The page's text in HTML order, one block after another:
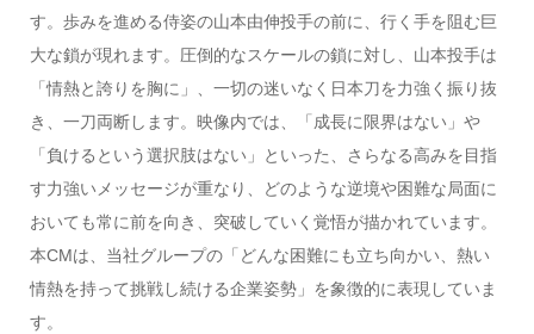
す。歩みを進める侍姿の山本由伸投手の前に、行く手を阻む巨
大な鎖が現れます。圧倒的なスケールの鎖に対し、山本投手は
「情熱と誇りを胸に」、一切の迷いなく日本刀を力強く振り抜
き、一刀両断します。映像内では、「成長に限界はない」や
「負けるという選択肢はない」といった、さらなる高みを目指
す力強いメッセージが重なり、どのような逆境や困難な局面に
おいても常に前を向き、突破していく覚悟が描かれています。
本CMは、当社グループの「どんな困難にも立ち向かい、熱い
情熱を持って挑戦し続ける企業姿勢」を象徴的に表現していま
す。